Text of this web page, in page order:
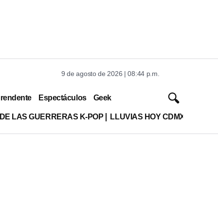
9 de agosto de 2026 | 08:44 p.m.
Espectáculos Geek
LAS GUERRERAS K-POP LLUVIAS HOY CDMX